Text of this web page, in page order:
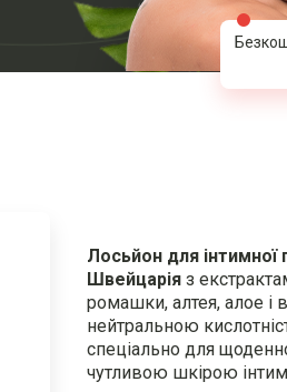
Лосьйон для інтимної
Швейцарія з
ромашки, алтея, алое і
нейтральною
спеціально для
чутливою шкірою